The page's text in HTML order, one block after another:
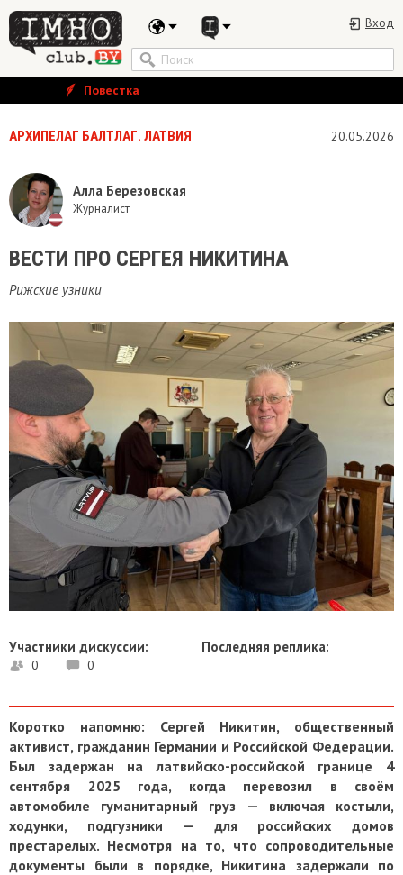
Вход
Повестка
АРХИПЕЛАГ БАЛТЛАГ. ЛАТВИЯ 20.05.2026
Алла Березовская
Журналист
ВЕСТИ ПРО СЕРГЕЯ НИКИТИНА
Рижские узники
Участники дискуссии:
0 0
Последняя реплика:
Коротко напомню: Сергей Никитин, общественный
активист, гражданин Германии и Российской Федерации.
Был задержан на латвийско-российской границе 4
сентября 2025 года, когда перевозил в своём
автомобиле гуманитарный груз — включая костыли,
ходунки, подгузники — для российских домов
престарелых. Несмотря на то, что сопроводительные
документы были в порядке, Никитина задержали по